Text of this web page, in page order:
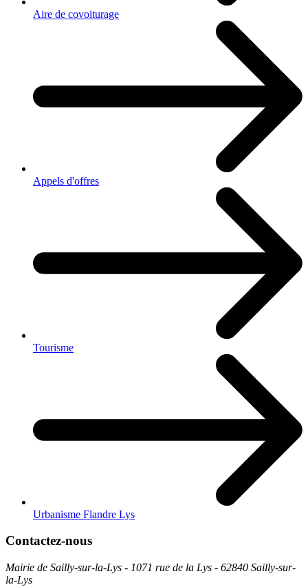
Aire de covoiturage
Appels d'offres
Tourisme
Urbanisme Flandre Lys
Contactez-nous
Mairie de Sailly-sur-la-Lys - 1071 rue de la Lys - 62840 Sailly-sur-
la-Lys